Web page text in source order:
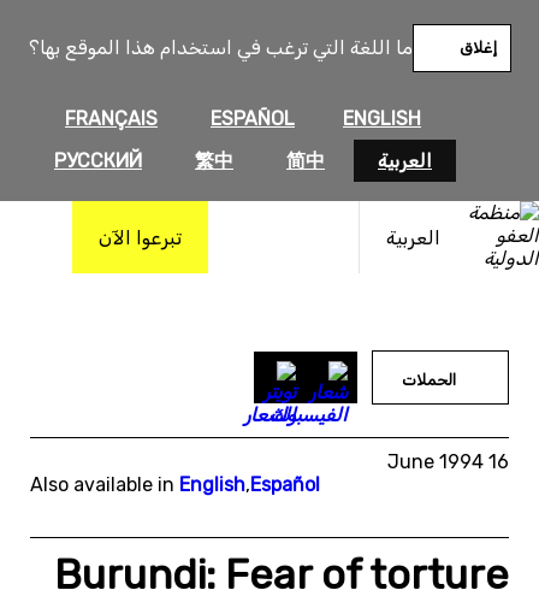
ما اللغة التي ترغب في استخدام هذا الموقع بها؟
ENGLISH
ESPAÑOL
FRANÇAIS
العربية
简中
繁中
РУССКИЙ
إغلاق
العربية تبرعوا الآن
المحتوى
الحملات
16 June 1994
Also available in English,Español
Burundi: Fear of torture